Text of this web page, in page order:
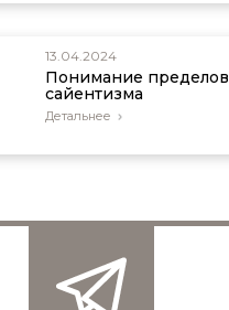
13.04.2024
Понимание пределов
сайентизма
Детальнее